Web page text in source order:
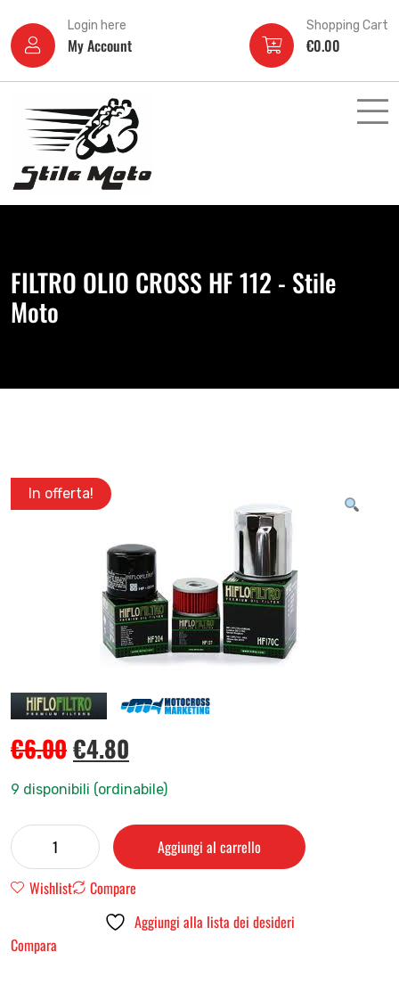
Login here
My Account
Shopping Cart
€0.00
FILTRO OLIO CROSS HF 112 - Stile
Moto
In offerta!
€6.00€4.80
9 disponibili (ordinabile)
Aggiungi al carrello
Wishlist
Compare
Aggiungi alla lista dei desideri
Compara